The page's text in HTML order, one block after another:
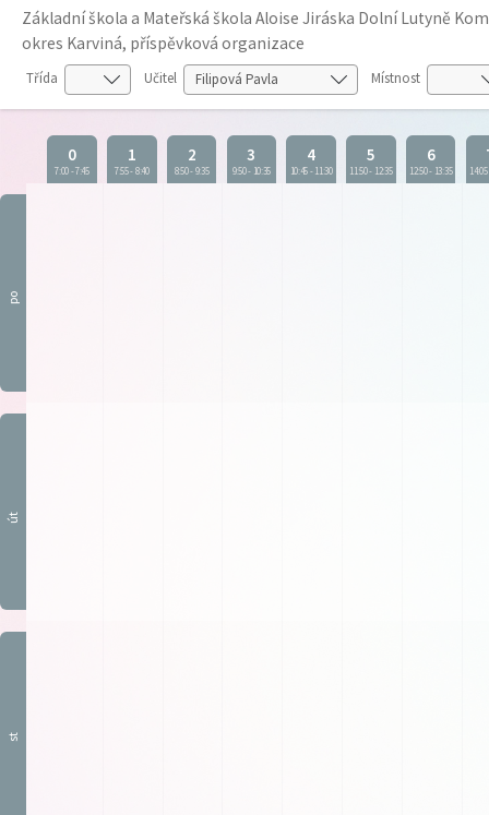
Základní škola a Mateřská škola Aloise Jiráska Dolní Lutyně
okres Karviná, příspěvková organizace
Třída Učitel Místnost
0
7:00-7:45
1
7:55-8:40
2
8:50-9:35
3
9:50- 10:35
4
10:45-11:30
5
11:50- 12:35
6
12:50- 13:35 14:05
po
út
st